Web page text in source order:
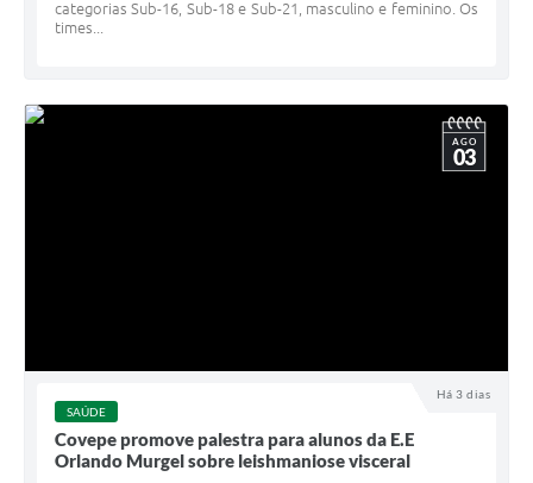
categorias Sub-16, Sub-18 e Sub-21, masculino e feminino. Os
times...
Há 3 dias
AGO
03
SAÚDE
Covepe promove palestra para alunos da E.E
Orlando Murgel sobre leishmaniose visceral